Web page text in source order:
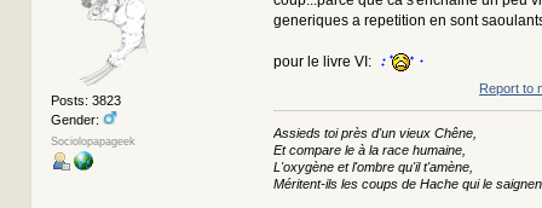
Posts: 3823
Gender:
Sociolopapageek
generiques a repetition en sont
pour le livre VI:
Report to
Assieds toi près d'un vieux Chêne,
Et compare le à la race humaine,
L'oxygène et l'ombre qu'il t'amène,
Méritent-ils les coups de Hache qui le